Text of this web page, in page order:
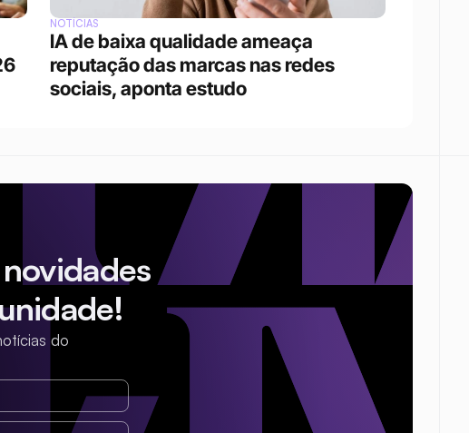
NOTÍCIAS
IA de baixa qualidade ameaça
reputação das marcas nas redes
sociais, aponta estudo
do